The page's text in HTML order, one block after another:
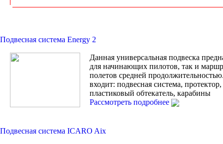
Подвесная система Energy 2
Данная универсальная подвеска
для начинающих пилотов, так и
полетов средней
входит: подвесная система,
пластиковый обтекатель, карабины
Рассмотреть подробнее
Подвесная система ICARO Aix